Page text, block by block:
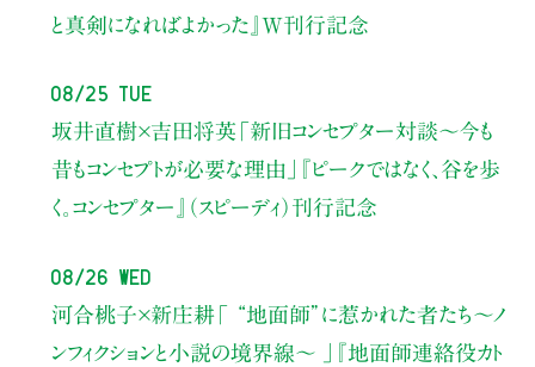
と真剣になればよかった』W刊行記念
08/25 Tue
坂井直樹×吉田将英「新旧コンセプター対談～今も
昔もコンセプトが必要な理由」
『ピークではなく、谷を歩
く。コンセプター』（スピーディ）刊行記念
08/26 Wed
河合桃子×新庄耕「 “地面師”に惹かれた者たち〜ノ
ンフィクションと小説の境界線〜 」
『地面師連絡役カト